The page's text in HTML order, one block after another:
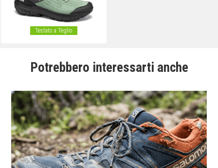
Testato a Teglio
Potrebbero interessarti anche